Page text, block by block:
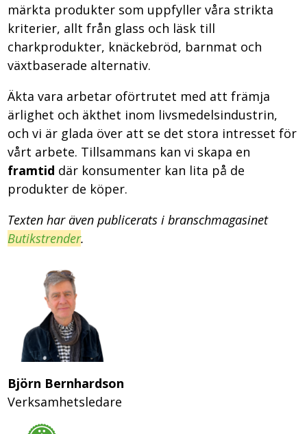
märkta produkter som uppfyller våra strikta
kriterier, allt från glass och läsk till
charkprodukter, knäckebröd, barnmat och
växtbaserade alternativ.
Äkta vara arbetar oförtrutet med att främja
ärlighet och äkthet inom livsmedelsindustrin,
och vi är glada över att se det stora intresset för
vårt arbete. Tillsammans kan vi skapa en
framtid där konsumenter kan lita på de
produkter de köper.
Texten har även publicerats i branschmagasinet
Butikstrender.
Björn Bernhardson
Verksamhetsledare